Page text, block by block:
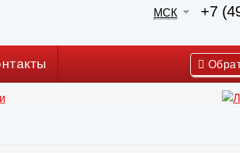
МСК +7